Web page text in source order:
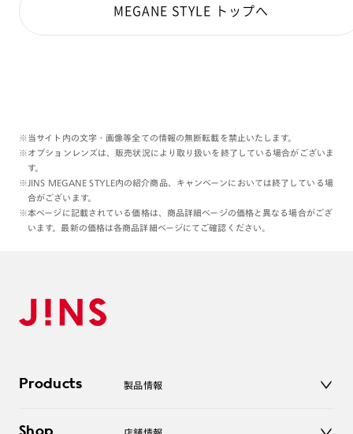
MEGANE STYLE トップへ
※当サイト内の文字・画像等全ての情報の無断転載を禁止いたします。
※オプションレンズは、販売状況により取り扱いを終了している場合がございま
す。
※JINS MEGANE STYLE内の紹介商品、キャンペーンにおいては終了している場
合がございます。
※本ページに記載されている価格は、商品詳細ページの価格と異なる場合がござ
います。最新の価格は各商品詳細ページにてご確認ください。
Products 製品情報